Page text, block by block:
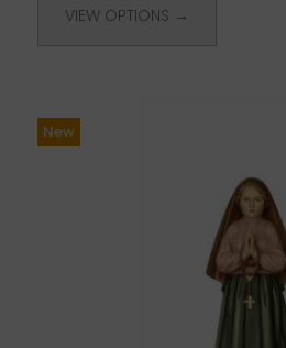
VIEW OPTIONS →
New